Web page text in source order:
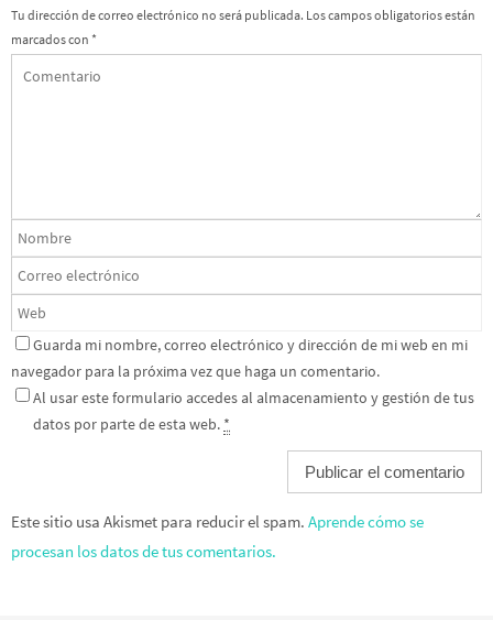
Tu dirección de correo electrónico no será publicada. Los campos obligatorios están
marcados con *
Guarda mi nombre, correo electrónico y dirección de mi web en mi
navegador para la próxima vez que haga un comentario.
Al usar este formulario accedes al almacenamiento y gestión de tus
datos por parte de esta web. *
Este sitio usa Akismet para reducir el spam. Aprende cómo se
procesan los datos de tus comentarios.